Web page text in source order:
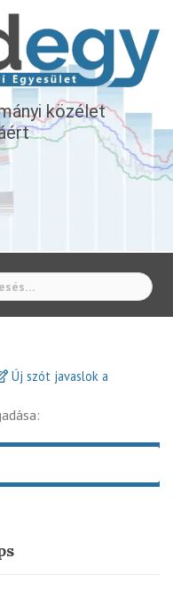
közélet
Új szót javaslok a